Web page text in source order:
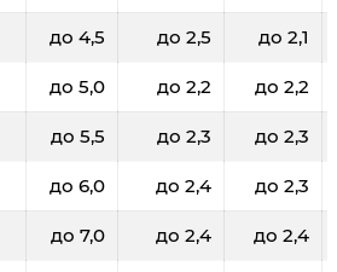
до 4,5 до 2,5 до 2,1
до 5,0 до 2,2 до 2,2
до 5,5 до 2,3 до 2,3
до 6,0 до 2,4 до 2,3
до 7,0 до 2,4 до 2,4